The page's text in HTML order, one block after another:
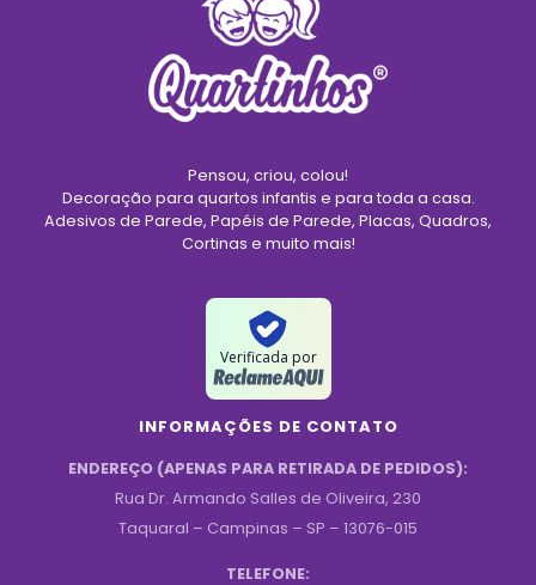
Pensou, criou, colou!
Decoração para quartos infantis e para toda a casa.
Adesivos de Parede, Papéis de Parede, Placas, Quadros,
Cortinas e muito mais!
Verificada por
INFORMAÇÕES DE CONTATO
ENDEREÇO (APENAS PARA RETIRADA DE PEDIDOS):
Rua Dr. Armando Salles de Oliveira, 230
Taquaral – Campinas – SP – 13076-015
TELEFONE: